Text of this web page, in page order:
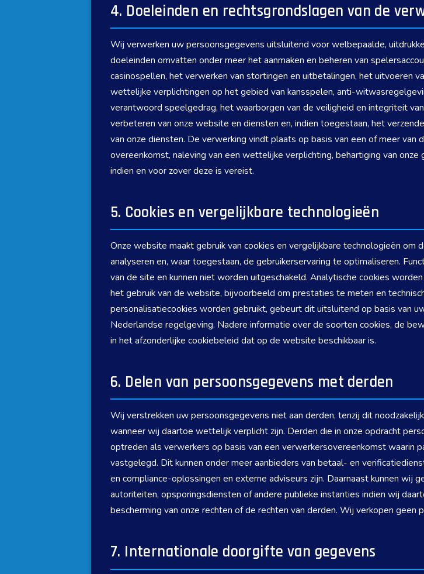
4. Doeleinden en rechtsgrondslagen van de
Wij verwerken uw persoonsgegevens uitsluitend voor welbepaalde,
doeleinden omvatten onder meer het aanmaken en beheren van
casinospellen, het verwerken van stortingen en uitbetalingen, het uitvoeren
wettelijke verplichtingen op het gebied van kansspelen, anti-
verantwoord speelgedrag, het waarborgen van de veiligheid en integriteit
verbeteren van onze website en diensten en, indien toegestaan, het
van onze diensten. De verwerking vindt plaats op basis van een of meer van
overeenkomst, naleving van een wettelijke verplichting, behartiging van
indien en voor zover deze is vereist.
5. Cookies en vergelijkbare technologieën
Onze website maakt gebruik van cookies en vergelijkbare technologieën
analyseren en, waar toegestaan, de gebruikerservaring te optimaliseren.
van de site en kunnen niet worden uitgeschakeld. Analytische cookies
het gebruik van de website, bijvoorbeeld om prestaties te meten en
personalisatiecookies worden gebruikt, gebeurt dit uitsluitend op basis van
Nederlandse regelgeving. Nadere informatie over de soorten cookies, de
in het afzonderlijke cookiebeleid dat op de website beschikbaar is.
6. Delen van persoonsgegevens met derden
Wij verstrekken uw persoonsgegevens niet aan derden, tenzij dit
wanneer wij daartoe wettelijk verplicht zijn. Derden die in onze opdracht
optreden als verwerkers op basis van een verwerkersovereenkomst waarin
vastgelegd. Dit kunnen onder meer aanbieders van betaal- en
en compliance-oplossingen en externe adviseurs zijn. Daarnaast kunnen wij
autoriteiten, opsporingsdiensten of andere publieke instanties indien wij
bescherming van onze rechten of de rechten van derden. Wij verkopen geen
7. Internationale doorgifte van gegevens